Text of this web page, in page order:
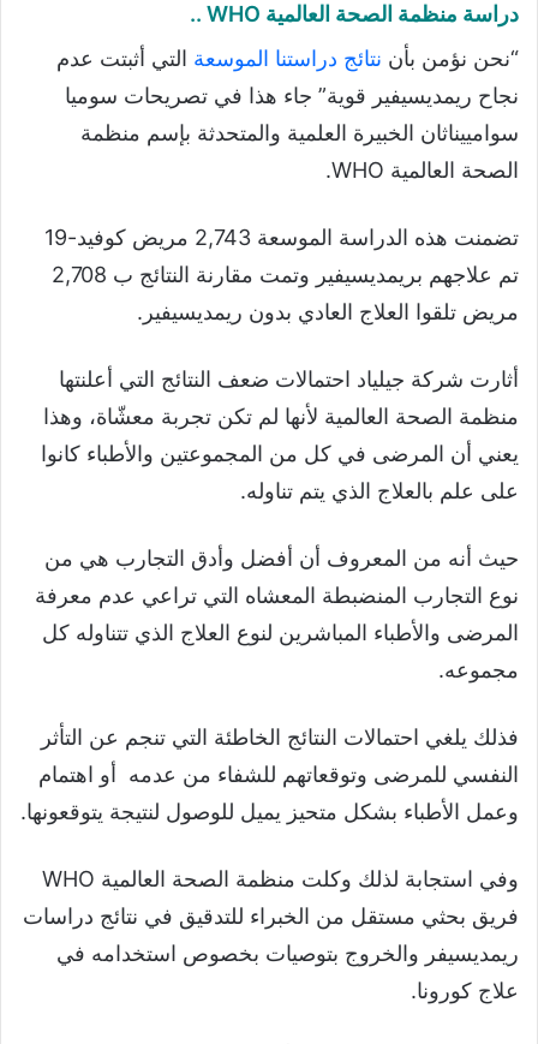
دراسة منظمة الصحة العالمية WHO ..
“نحن نؤمن بأن نتائج دراستنا الموسعة التي أثبتت عدم
نجاح ريمديسيفير قوية” جاء هذا في تصريحات سوميا
سوامييناثان الخبيرة العلمية والمتحدثة بإسم منظمة
الصحة العالمية WHO.
تضمنت هذه الدراسة الموسعة 2,743 مريض كوفيد-19
تم علاجهم بريمديسيفير وتمت مقارنة النتائج ب 2,708
مريض تلقوا العلاج العادي بدون ريمديسيفير.
أثارت شركة جيلياد احتمالات ضعف النتائج التي أعلنتها
منظمة الصحة العالمية لأنها لم تكن تجربة معشّاة، وهذا
يعني أن المرضى في كل من المجموعتين والأطباء كانوا
على علم بالعلاج الذي يتم تناوله.
حيث أنه من المعروف أن أفضل وأدق التجارب هي من
نوع التجارب المنضبطة المعشاه التي تراعي عدم معرفة
المرضى والأطباء المباشرين لنوع العلاج الذي تتناوله كل
مجموعه.
فذلك يلغي احتمالات النتائج الخاطئة التي تنجم عن التأثر
النفسي للمرضى وتوقعاتهم للشفاء من عدمه أو اهتمام
وعمل الأطباء بشكل متحيز يميل للوصول لنتيجة يتوقعونها.
وفي استجابة لذلك وكلت منظمة الصحة العالمية WHO
فريق بحثي مستقل من الخبراء للتدقيق في نتائج دراسات
ريمديسيفر والخروج بتوصيات بخصوص استخدامه في
علاج كورونا.